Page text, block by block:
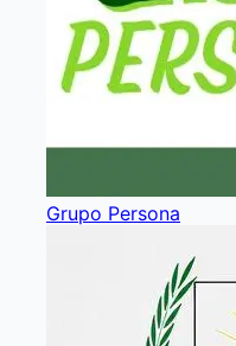
Grupo Persona